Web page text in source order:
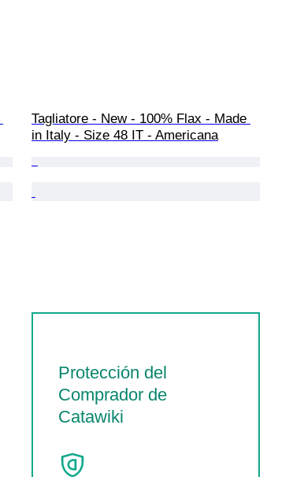
Tagliatore - New - 100% Flax - Made
in Italy - Size 48 IT - Americana
Protección del
Comprador de
Catawiki